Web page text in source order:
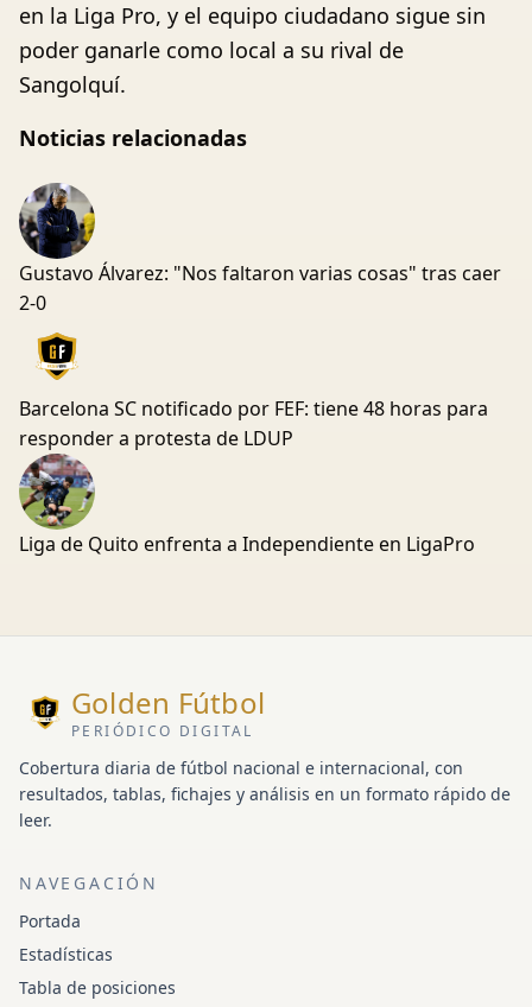
en la Liga Pro, y el equipo ciudadano sigue sin
poder ganarle como local a su rival de
Sangolquí.
Noticias relacionadas
Gustavo Álvarez: "Nos faltaron varias cosas" tras caer
2-0
Barcelona SC notificado por FEF: tiene 48 horas para
responder a protesta de LDUP
Liga de Quito enfrenta a Independiente en LigaPro
Golden Fútbol
PERIÓDICO DIGITAL
Cobertura diaria de fútbol nacional e internacional, con
resultados, tablas, fichajes y análisis en un formato rápido de
leer.
NAVEGACIÓN
Portada
Estadísticas
Tabla de posiciones